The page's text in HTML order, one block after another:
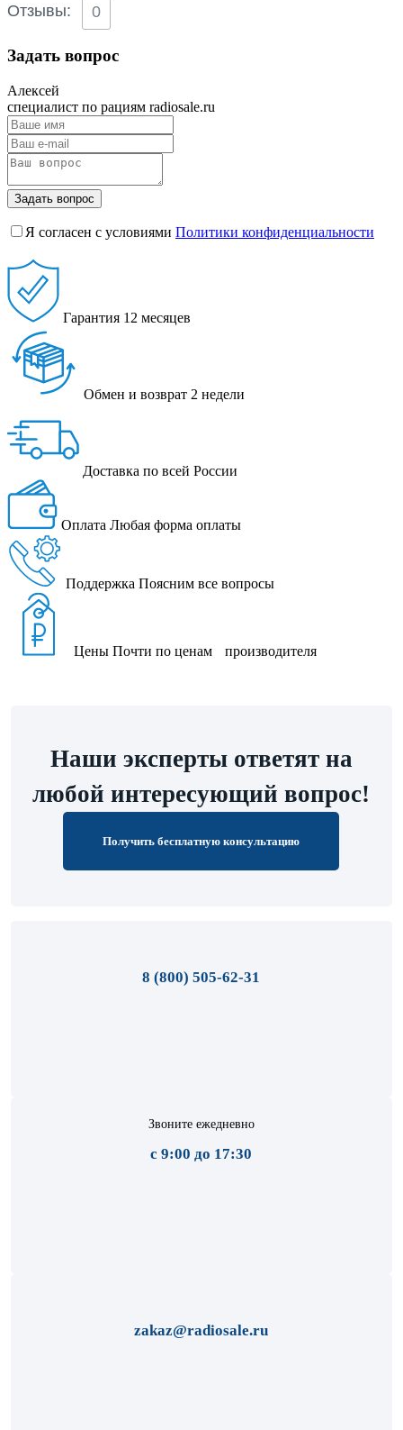
Отзывы: 0
Задать вопрос
Алексей
специалист по рациям radiosale.ru
Задать вопрос
Я согласен с условиями Политики конфиденциальности
Гарантия 12 месяцев
Обмен и возврат 2 недели
Доставка по всей России
Оплата Любая форма оплаты
Поддержка Поясним все вопросы
Цены Почти по ценам производителя
Наши эксперты ответят на
любой интересующий вопрос!
Получить бесплатную консультацию
8 (800) 505-62-31
Звоните ежедневно
с 9:00 до 17:30
zakaz@radiosale.ru